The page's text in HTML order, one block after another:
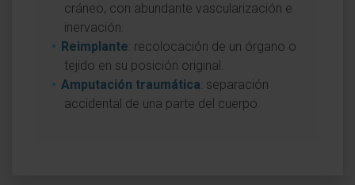
cráneo, con abundante vascularización e
inervación.
Reimplante: recolocación de un órgano o
tejido en su posición original.
Amputación traumática: separación
accidental de una parte del cuerpo.